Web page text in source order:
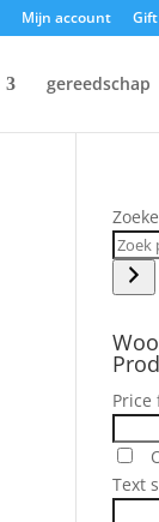
Mijn account
gereedschap
Price
Text